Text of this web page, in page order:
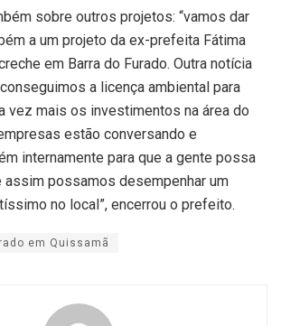
sobre outros projetos: “vamos dar
a um projeto da ex-prefeita Fátima
em Barra do Furado. Outra notícia
a licença ambiental para
vez mais os investimentos na área do
estão conversando e
internamente para que a gente possa
possamos desempenhar um
no local”, encerrou o prefeito.
em Quissamã